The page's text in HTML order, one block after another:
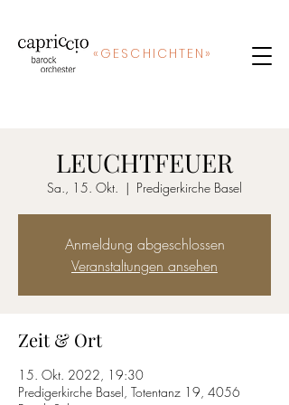
« GESCHICHTEN»
LEUCHTFEUER
Sa., 15. Okt.
  |
Predigerkirche Basel
Anmeldung abgeschlossen
Veranstaltungen ansehen
Zeit & Ort
15. Okt. 2022, 19:30
Predigerkirche Basel, Totentanz 19, 4056